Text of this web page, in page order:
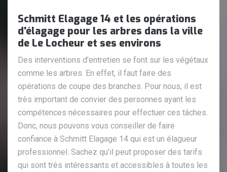
Schmitt Elagage 14 et les opérations
d'élagage pour les arbres dans la ville
de Le Locheur et ses environs
Des interventions d'entretien se font sur les végétaux
comme les arbres. En effet, il faut faire des
opérations de coupe des branches. Pour nous, il est
très important de convier des personnes ayant les
compétences nécessaires pour effectuer ces tâches.
Donc, nous pouvons vous conseiller de faire
confiance à Schmitt Elagage 14 qui est un élagueur
professionnel. Sachez qu'il peut proposer des tarifs
qui sont très intéressants et accessibles à toutes les